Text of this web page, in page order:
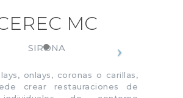
MC
SIRONA
onlays, coronas o carillas,
crear restauraciones de